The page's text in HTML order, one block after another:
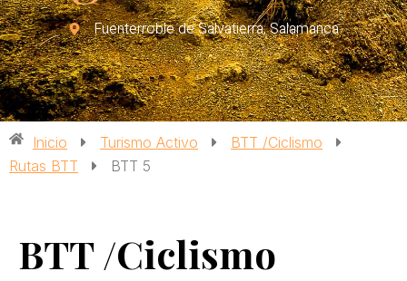
Fuenterroble de Salvatierra, Salamanca
Inicio Turismo Activo
BTT /Ciclismo
Rutas BTT
BTT 5
BTT /Ciclismo